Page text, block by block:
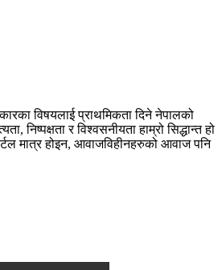
विषयलाई प्राथमिकता दिने नेपालको
निष्पक्षता र विश्वसनीयता हाम्रो सिद्धान्त हो
मात्र होइन, आवाजविहीनहरुको आवाज पनि